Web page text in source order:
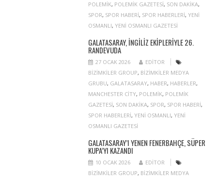
POLEMIK, POLEMIK GAZETESI, SON DAKIKA,
SPOR, SPOR HABERI, SPOR HABERLERI, YENI
OSMANLI, YENI OSMANLI GAZETESI
GALATASARAY, İNGILIZ EKIPLERIYLE 26.
RANDEVUDA
27 OCAK 2026
EDITOR
BIZIMKILER GROUP, BIZIMKILER MEDYA
GRUBU, GALATASARAY, HABER, HABERLER,
MANCHESTER CITY, POLEMIK, POLEMIK
GAZETESI, SON DAKIKA, SPOR, SPOR HABERI,
SPOR HABERLERI, YENI OSMANLI, YENI
OSMANLI GAZETESI
GALATASARAY’I YENEN FENERBAHÇE, SÜPER
KUPA’YI KAZANDI
10 OCAK 2026
EDITOR
BIZIMKILER GROUP, BIZIMKILER MEDYA